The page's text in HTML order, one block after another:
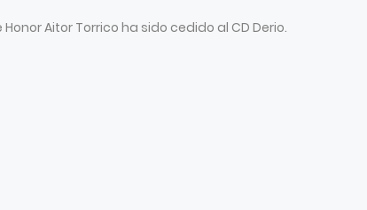
Aitor Torrico ha sido cedido al CD Derio.